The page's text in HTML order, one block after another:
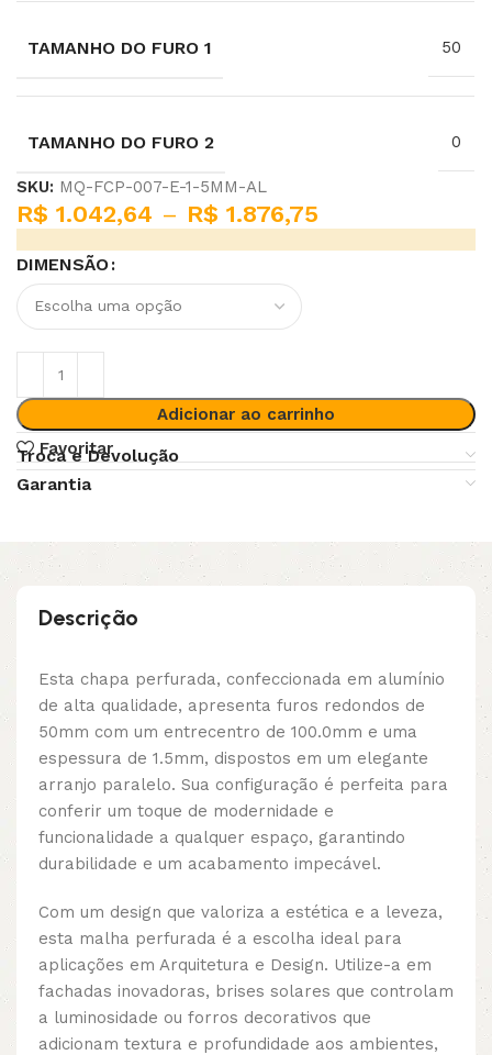
TAMANHO DO FURO 1 50
TAMANHO DO FURO 2 0
SKU: MQ-FCP-007-E-1-5MM-AL
R$ 1.042,64 – R$ 1.876,75
DIMENSÃO
Adicionar ao carrinho
Favoritar
Troca e Devolução
Garantia
Descrição
Esta chapa perfurada, confeccionada em alumínio
de alta qualidade, apresenta furos redondos de
50mm com um entrecentro de 100.0mm e uma
espessura de 1.5mm, dispostos em um elegante
arranjo paralelo. Sua configuração é perfeita para
conferir um toque de modernidade e
funcionalidade a qualquer espaço, garantindo
durabilidade e um acabamento impecável.
Com um design que valoriza a estética e a leveza,
esta malha perfurada é a escolha ideal para
aplicações em Arquitetura e Design. Utilize-a em
fachadas inovadoras, brises solares que controlam
a luminosidade ou forros decorativos que
adicionam textura e profundidade aos ambientes,